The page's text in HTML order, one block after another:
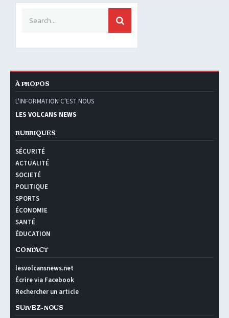
À PROPOS
L'INFORMATION C'EST NOUS
LES VOLCANS NEWS
RUBRIQUES
SÉCURITÉ
ACTUALITÉ
SOCIETÉ
POLITIQUE
SPORTS
ÉCONOMIE
SANTÉ
ÉDUCATION
CONTACT
lesvolcansnews.net
Écrire via Facebook
Rechercher un article
SUIVEZ-NOUS